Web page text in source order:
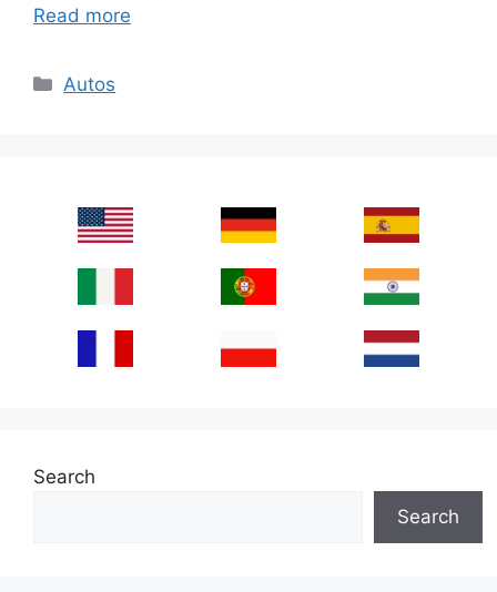
Read more
Categories
Autos
Search
Search